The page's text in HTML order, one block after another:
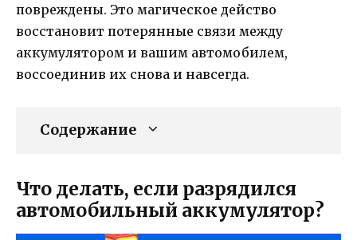
повреждены. Это магическое действо
восстановит потерянные связи между
аккумулятором и вашим автомобилем,
воссоединив их снова и навсегда.
Содержание
Что делать, если разрядился
автомобильный аккумулятор?